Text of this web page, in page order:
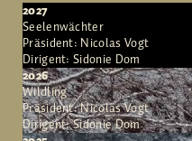
2027
Seelenwächter
Präsident: Nicolas Vogt
Dirigent: Sidonie Dom
2026
Wildling
Präsident: Nicolas Vogt
Dirigent: Sidonie Dom